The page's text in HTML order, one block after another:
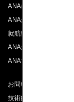
ANAについて
ANAからのお知らせ
就航都市
ANAがお約束する体験
ANAマイレージクラブ
お問い合わせ
技術的なお問い合わせ